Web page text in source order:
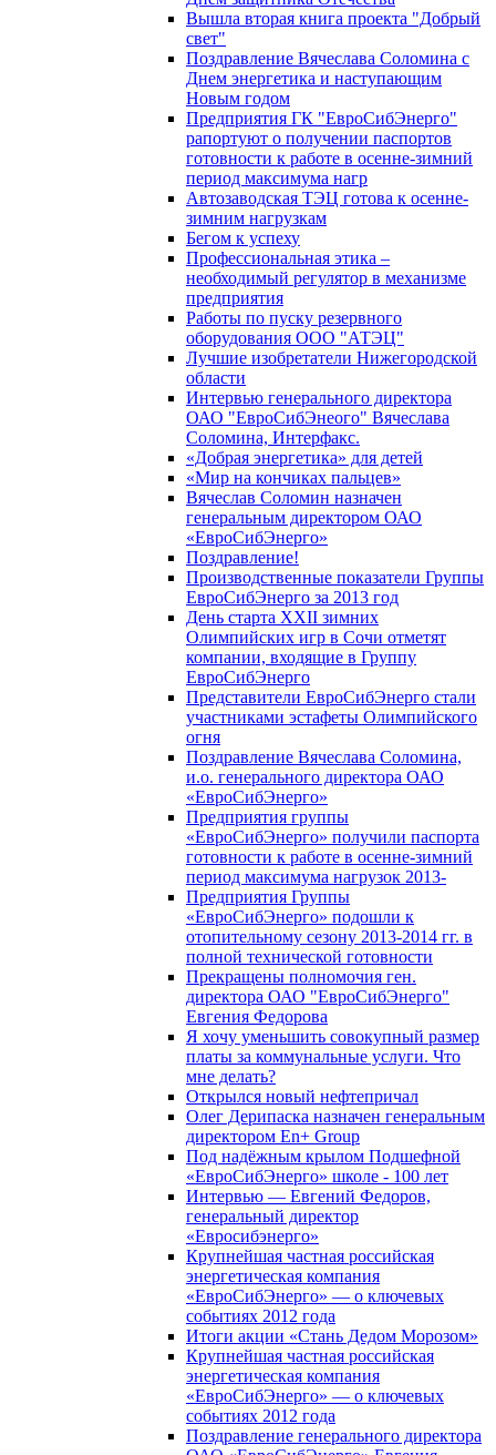
Вышла вторая книга проекта "Добрый
свет"
Поздравление Вячеслава Соломина с
Днем энергетика и наступающим
Новым годом
Предприятия ГК "ЕвроСибЭнерго"
рапортуют о получении паспортов
готовности к работе в осенне-зимний
период максимума нагр
Автозаводская ТЭЦ готова к осенне-
зимним нагрузкам
Бегом к успеху
Профессиональная этика –
необходимый регулятор в механизме
предприятия
Работы по пуску резервного
оборудования ООО "АТЭЦ"
Лучшие изобретатели Нижегородской
области
Интервью генерального директора
ОАО "ЕвроСибЭнеого" Вячеслава
Соломина, Интерфакс.
«Добрая энергетика» для детей
«Мир на кончиках пальцев»
Вячеслав Соломин назначен
генеральным директором ОАО
«ЕвроСибЭнерго»
Поздравление!
Производственные показатели Группы
ЕвроСибЭнерго за 2013 год
День старта XXII зимних
Олимпийских игр в Сочи отметят
компании, входящие в Группу
ЕвроСибЭнерго
Представители ЕвроСибЭнерго стали
участниками эстафеты Олимпийского
огня
Поздравление Вячеслава Соломина,
и.о. генерального директора ОАО
«ЕвроСибЭнерго»
Предприятия группы
«ЕвроСибЭнерго» получили паспорта
готовности к работе в осенне-зимний
период максимума нагрузок 2013-
Предприятия Группы
«ЕвроСибЭнерго» подошли к
отопительному сезону 2013-2014 гг. в
полной технической готовности
Прекращены полномочия ген.
директора ОАО "ЕвроСибЭнерго"
Евгения Федорова
Я хочу уменьшить совокупный размер
платы за коммунальные услуги. Что
мне делать?
Открылся новый нефтепричал
Олег Дерипаска назначен генеральным
директором En+ Group
Под надёжным крылом Подшефной
«ЕвроСибЭнерго» школе - 100 лет
Интервью — Евгений Федоров,
генеральный директор
«Евросибэнерго»
Крупнейшая частная российская
энергетическая компания
«ЕвроСибЭнерго» — о ключевых
событиях 2012 года
Итоги акции «Стань Дедом Морозом»
Крупнейшая частная российская
энергетическая компания
«ЕвроСибЭнерго» — о ключевых
событиях 2012 года
Поздравление генерального директора